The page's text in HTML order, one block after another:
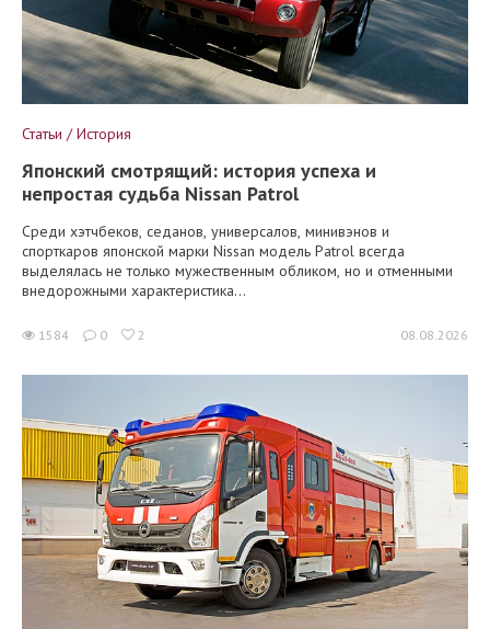
Статьи / История
Японский смотрящий: история успеха и
непростая судьба Nissan Patrol
Среди хэтчбеков, седанов, универсалов, минивэнов и
спорткаров японской марки Nissan модель Patrol всегда
выделялась не только мужественным обликом, но и отменными
внедорожными характеристика...
1584 0 2 08.08.2026